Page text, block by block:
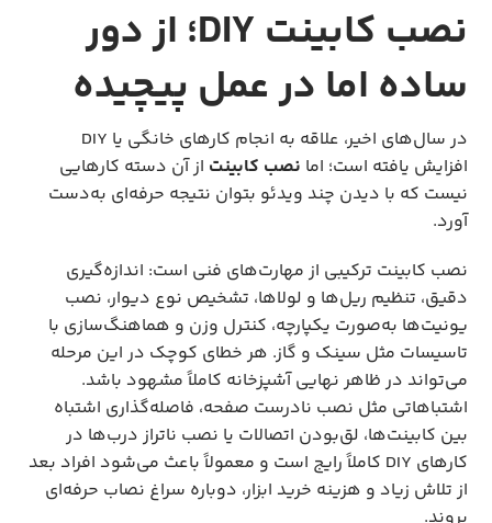
نصب کابینت DIY؛ از دور
ساده اما در عمل پیچیده
در سال‌های اخیر، علاقه به انجام کارهای خانگی یا DIY
افزایش یافته است؛ اما نصب کابینت از آن دسته کارهایی
نیست که با دیدن چند ویدئو بتوان نتیجه حرفه‌ای به‌دست
آورد.
نصب کابینت ترکیبی از مهارت‌های فنی است: اندازه‌گیری
دقیق، تنظیم ریل‌ها و لولاها، تشخیص نوع دیوار، نصب
یونیت‌ها به‌صورت یکپارچه، کنترل وزن و هماهنگ‌سازی با
تاسیسات مثل سینک و گاز. هر خطای کوچک در این مرحله
می‌تواند در ظاهر نهایی آشپزخانه کاملاً مشهود باشد.
اشتباهاتی مثل نصب نادرست صفحه، فاصله‌گذاری اشتباه
بین کابینت‌ها، لق‌بودن اتصالات یا نصب ناتراز درب‌ها در
کارهای DIY کاملاً رایج است و معمولاً باعث می‌شود افراد بعد
از تلاش زیاد و هزینه خرید ابزار، دوباره سراغ نصاب حرفه‌ای